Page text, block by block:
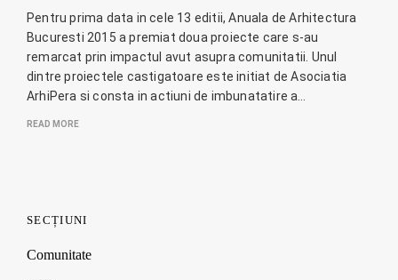
Pentru prima data in cele 13 editii, Anuala de Arhitectura
Bucuresti 2015 a premiat doua proiecte care s-au
remarcat prin impactul avut asupra comunitatii. Unul
dintre proiectele castigatoare este initiat de Asociatia
ArhiPera si consta in actiuni de imbunatatire a…
READ MORE
SECȚIUNI
Comunitate